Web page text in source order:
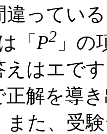
ってい
「 P2 」の
はエで
解を導
また、受